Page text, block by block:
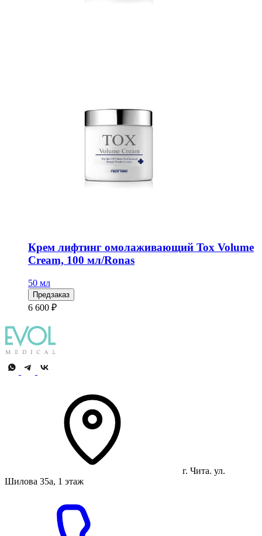
Крем лифтинг омолаживающий Tox Volume
Cream, 100 мл/Ronas
50 мл
Предзаказ
6 600 ₽
г. Чита. ул.
Шилова 35а, 1 этаж